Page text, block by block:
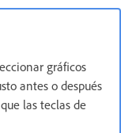
gráficos
antes o después
las teclas de